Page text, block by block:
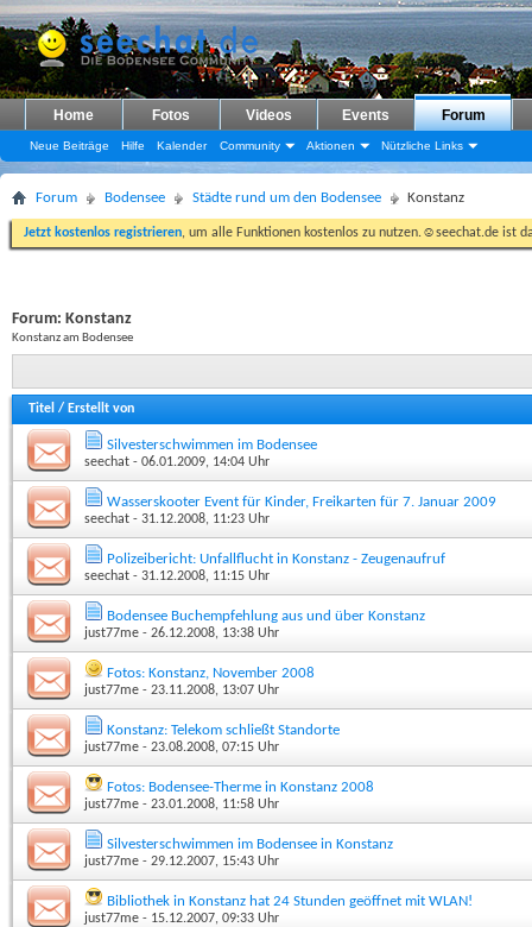
Home Fotos Videos Events Forum
Neue Beiträge Hilfe Kalender Community Aktionen Nützliche Links
Forum Bodensee Städte rund um den Bodensee Konstanz
Jetzt kostenlos registrieren, um alle Funktionen kostenlos zu nutzen.☺seechat.de ist
Forum: Konstanz
Konstanz am Bodensee
Titel / Erstellt von
Silvesterschwimmen im Bodensee
seechat - 06.01.2009, 14:04 Uhr
Wasserskooter Event für Kinder, Freikarten für 7. Januar 2009
seechat - 31.12.2008, 11:23 Uhr
Polizeibericht: Unfallflucht in Konstanz - Zeugenaufruf
seechat - 31.12.2008, 11:15 Uhr
Bodensee Buchempfehlung aus und über Konstanz
just77me - 26.12.2008, 13:38 Uhr
Fotos: Konstanz, November 2008
just77me - 23.11.2008, 13:07 Uhr
Konstanz: Telekom schließt Standorte
just77me - 23.08.2008, 07:15 Uhr
Fotos: Bodensee-Therme in Konstanz 2008
just77me - 23.01.2008, 11:58 Uhr
Silvesterschwimmen im Bodensee in Konstanz
just77me - 29.12.2007, 15:43 Uhr
Bibliothek in Konstanz hat 24 Stunden geöffnet mit WLAN!
just77me - 15.12.2007, 09:33 Uhr